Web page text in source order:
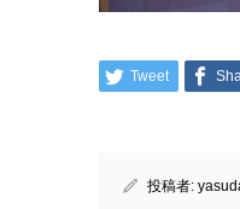
Tweet
投稿者: